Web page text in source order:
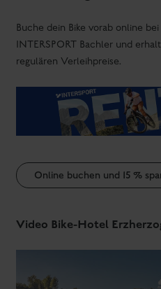
Buche dein Bike vorab online
INTERSPORT Bachler und
regulären Verleihpreise.
Online buchen und 15 %
Video Bike-Hotel